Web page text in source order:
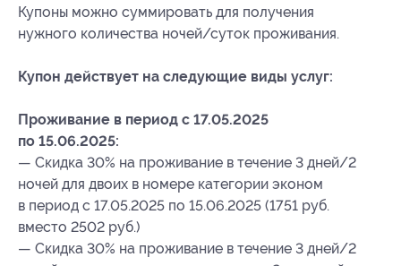
Купоны можно суммировать для получения
нужного количества ночей/суток проживания.
Купон действует на следующие виды услуг:
Проживание в период с 17.05.2025
по 15.06.2025:
— Скидка 30% на проживание в течение 3 дней/2
ночей для двоих в номере категории эконом
в период с 17.05.2025 по 15.06.2025 (1751 руб.
вместо 2502 руб.)
— Скидка 30% на проживание в течение 3 дней/2